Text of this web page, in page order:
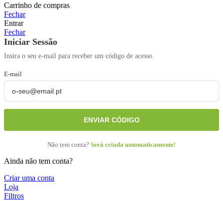
Carrinho de compras
Fechar
Entrar
Fechar
Iniciar Sessão
Insira o seu e-mail para receber um código de acesso.
E-mail
ENVIAR CÓDIGO
Não tem conta? Será criada automaticamente!
Ainda não tem conta?
Criar uma conta
Loja
Filtros